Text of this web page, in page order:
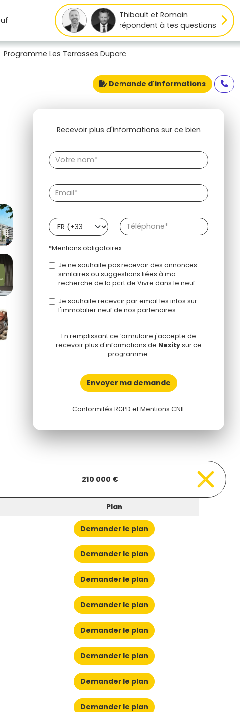
Thibault et Romain
répondent à tes questions
Programme Les Terrasses Duparc
Demande d'informations
Recevoir plus d'informations sur ce bien
*Mentions obligatoires
Je ne souhaite pas recevoir des annonces
similaires ou suggestions liées à ma
recherche de la part de Vivre dans le neuf.
Je souhaite recevoir par email les infos sur
l'immobilier neuf de nos partenaires.
En remplissant ce formulaire j'accepte de
recevoir plus d'informations de Nexitysur ce
programme.
Envoyer ma demande
Conformités RGPD et Mentions CNIL
210 000 €
Plan
Demander le plan
Demander le plan
Demander le plan
Demander le plan
Demander le plan
Demander le plan
Demander le plan
Demander le plan